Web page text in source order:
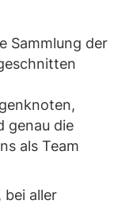
Sammlung der
genau die
als Team
bei aller